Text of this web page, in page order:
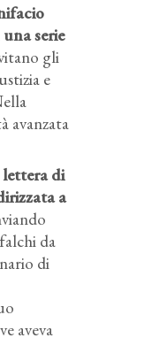
serie
gli
e
avanzata
lettera di
a
da
di
aveva